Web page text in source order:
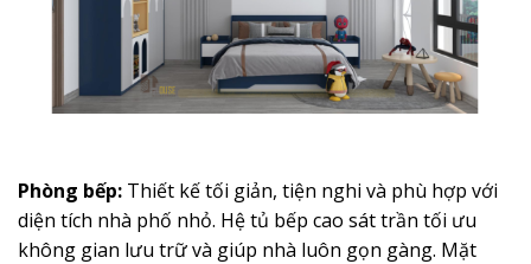
Phòng bếp: Thiết kế tối giản, tiện nghi và phù hợp với
diện tích nhà phố nhỏ. Hệ tủ bếp cao sát trần tối ưu
không gian lưu trữ và giúp nhà luôn gọn gàng. Mặt